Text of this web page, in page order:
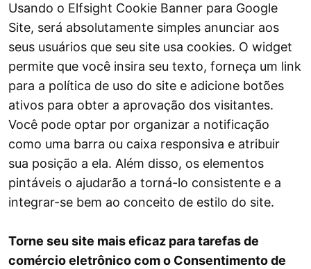
Usando o Elfsight Cookie Banner para Google
Site, será absolutamente simples anunciar aos
seus usuários que seu site usa cookies. O widget
permite que você insira seu texto, forneça um link
para a política de uso do site e adicione botões
ativos para obter a aprovação dos visitantes.
Você pode optar por organizar a notificação
como uma barra ou caixa responsiva e atribuir
sua posição a ela. Além disso, os elementos
pintáveis ​​​​o ajudarão a torná-lo consistente e a
integrar-se bem ao conceito de estilo do site.
Torne seu site mais eficaz para tarefas de
comércio eletrônico com o Consentimento de